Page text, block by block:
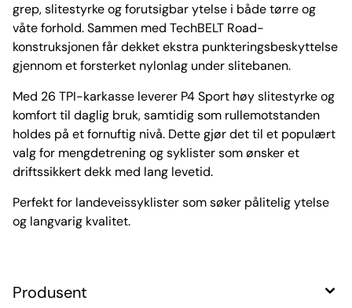
grep, slitestyrke og forutsigbar ytelse i både tørre og
våte forhold. Sammen med TechBELT Road-
konstruksjonen får dekket ekstra punkteringsbeskyttelse
gjennom et forsterket nylonlag under slitebanen.
Med 26 TPI-karkasse leverer P4 Sport høy slitestyrke og
komfort til daglig bruk, samtidig som rullemotstanden
holdes på et fornuftig nivå. Dette gjør det til et populært
valg for mengdetrening og syklister som ønsker et
driftssikkert dekk med lang levetid.
Perfekt for landeveissyklister som søker pålitelig ytelse
og langvarig kvalitet.
Produsent